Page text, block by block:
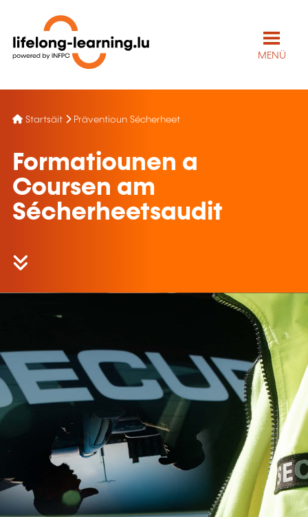
MENÜ
Startsäit Präventioun Sécherheet
Formatiounen a
Coursen am
Sécherheetsaudit